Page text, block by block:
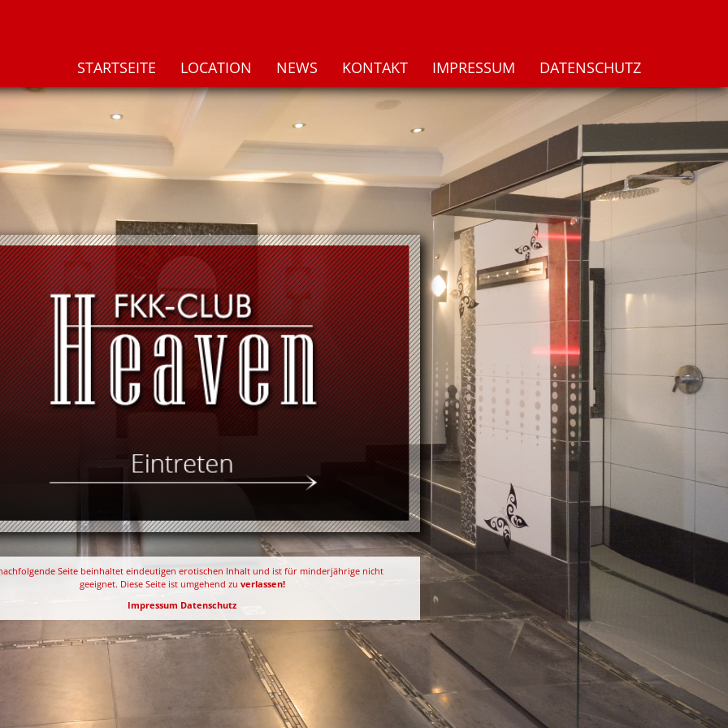
STARTSEITE LOCATION NEWS KONTAKT IMPRESSUM DATENSCHUTZ
Seite beinhaltet eindeutigen erotischen Inhalt und ist für minderjährige nicht
geeignet. Diese Seite ist umgehend zu verlassen!
Impressum Datenschutz